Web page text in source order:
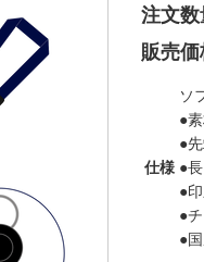
注文数
販売価
仕様
ソ
●
●
●
●
●
●